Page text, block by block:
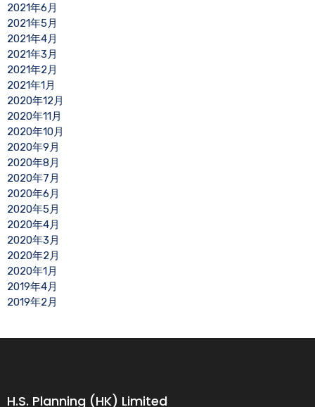
2021年6月
2021年5月
2021年4月
2021年3月
2021年2月
2021年1月
2020年12月
2020年11月
2020年10月
2020年9月
2020年8月
2020年7月
2020年6月
2020年5月
2020年4月
2020年3月
2020年2月
2020年1月
2019年4月
2019年2月
H.S. Planning (HK) Limited